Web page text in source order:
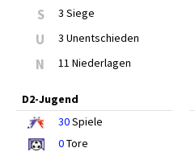
S 3 Siege
U 3 Unentschieden
N 11 Niederlagen
D2-Jugend
30Spiele
0Tore